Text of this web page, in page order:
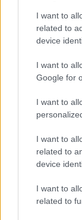
I want to
related to
device
I want to
Google for
I want to
I want to
related to
device
I want to
related to
Compra tu
Heycar